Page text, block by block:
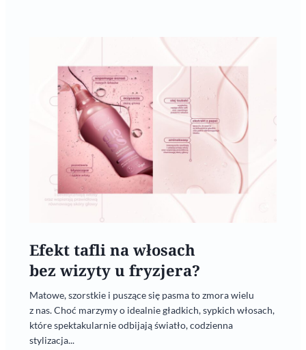
Efekt tafli na włosach
bez wizyty u fryzjera?
Matowe, szorstkie i puszące się pasma to zmora wielu
z nas. Choć marzymy o idealnie gładkich, sypkich włosach,
które spektakularnie odbijają światło, codzienna
stylizacja...